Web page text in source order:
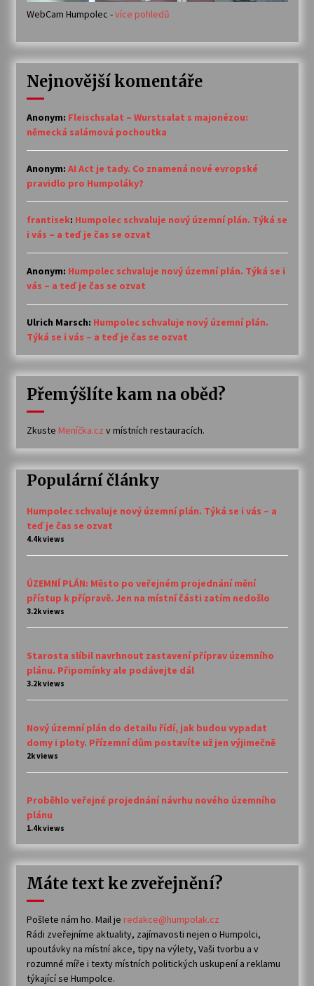
WebCam Humpolec -více pohledů
Nejnovější komentáře
Anonym: Fleischsalat – Wurstsalat s majonézou:
německá salámová pochoutka
Anonym: AI Act je tady. Co znamená nové evropské
pravidlo pro Humpoláky?
frantisek: Humpolec schvaluje nový územní plán. Týká se
i vás – a teď je čas se ozvat
Anonym: Humpolec schvaluje nový územní plán. Týká se i
vás – a teď je čas se ozvat
Ulrich Marsch: Humpolec schvaluje nový územní plán.
Týká se i vás – a teď je čas se ozvat
Přemýšlíte kam na oběd?
Zkuste Meníčka.cz v místních restauracích.
Populární články
Humpolec schvaluje nový územní plán. Týká se i vás – a
teď je čas se ozvat
4.4k views
ÚZEMNÍ PLÁN: Město po veřejném projednání mění
přístup k přípravě. Jen na místní části zatím nedošlo
3.2k views
Starosta slíbil navrhnout zastavení příprav územního
plánu. Připomínky ale podávejte dál
3.2k views
Nový územní plán do detailu řídí, jak budou vypadat
domy i ploty. Přízemní dům postavíte už jen výjimečně
2k views
Proběhlo veřejné projednání návrhu nového územního
plánu
1.4k views
Máte text ke zveřejnění?
Pošlete nám ho. Mail je redakce@humpolak.cz
Rádi zveřejníme aktuality, zajímavosti nejen o Humpolci,
upoutávky na místní akce, tipy na výlety, Vaši tvorbu a v
rozumné míře i texty místních politických uskupení a reklamu
týkající se Humpolce.